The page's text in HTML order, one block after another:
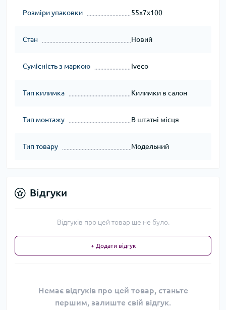
Розміри упаковки 55x7x100
Стан Новий
Сумісність з маркою Iveco
Тип килимка Килимки в салон
Тип монтажу В штатні місця
Тип товару Модельний
Відгуки
Відгуків про цей товар ще не було.
+ Додати відгук
Немає відгуків про цей товар, станьте
першим, залиште свій відгук.